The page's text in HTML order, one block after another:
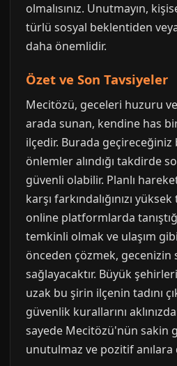
olmalısınız. Unutmayın,
türlü sosyal beklentiden
daha önemlidir.
Özet ve Son Tavsiyeler
Mecitözü, geceleri huzuru
arada sunan, kendine has
ilçedir. Burada
önlemler alındığı takdirde
güvenli olabilir. Planlı
karşı farkındalığınızı
online platformlarda
temkinli olmak ve ulaşım
önceden çözmek,
sağlayacaktır. Büyük
uzak bu şirin ilçenin tadını
güvenlik kurallarını
sayede Mecitözü'nün sakin
unutulmaz ve pozitif anılara